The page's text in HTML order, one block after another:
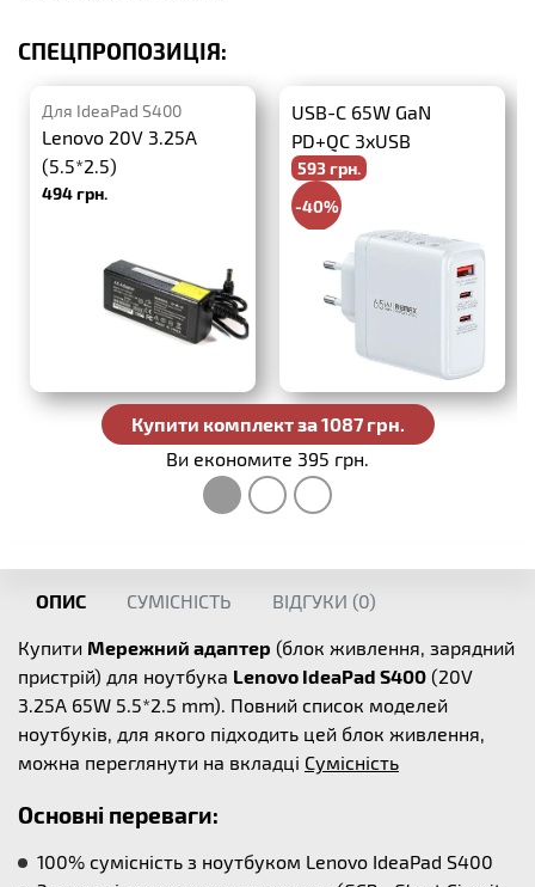
СПЕЦПРОПОЗИЦІЯ:
Для IdeaPad S400
Lenovo 20V 3.25A
(5.5*2.5)
494 грн.
USB-C 65W GaN
PD+QC 3xUSB
593 грн.
-40%
988 грн.
Купити комплект за 1087 грн.
Ви економите 395 грн.
ОПИС СУМІСНІСТЬ ВІДГУКИ (0)
Купити Мережний адаптер (блок живлення, зарядний
пристрій) для ноутбука Lenovo IdeaPad S400 (20V
3.25A 65W 5.5*2.5 mm). Повний список моделей
ноутбуків, для якого підходить цей блок живлення,
можна переглянути на вкладці Сумісність
Основні переваги:
100% сумісність з ноутбуком Lenovo IdeaPad S400